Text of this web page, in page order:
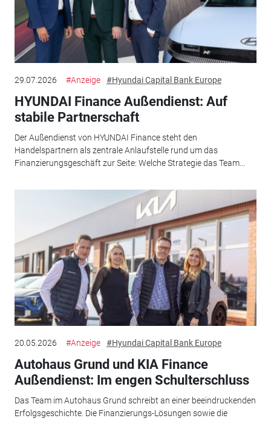
29.07.2026 #Anzeige #Hyundai Capital Bank Europe
HYUNDAI Finance Außendienst: Auf
stabile Partnerschaft
Der Außendienst von HYUNDAI Finance steht den
Handelspartnern als zentrale Anlaufstelle rund um das
Finanzierungsgeschäft zur Seite: Welche Strategie das Team...
20.05.2026 #Anzeige #Hyundai Capital Bank Europe
Autohaus Grund und KIA Finance
Außendienst: Im engen Schulterschluss
Das Team im Autohaus Grund schreibt an einer beeindruckenden
Erfolgsgeschichte. Die Finanzierungs-Lösungen sowie die